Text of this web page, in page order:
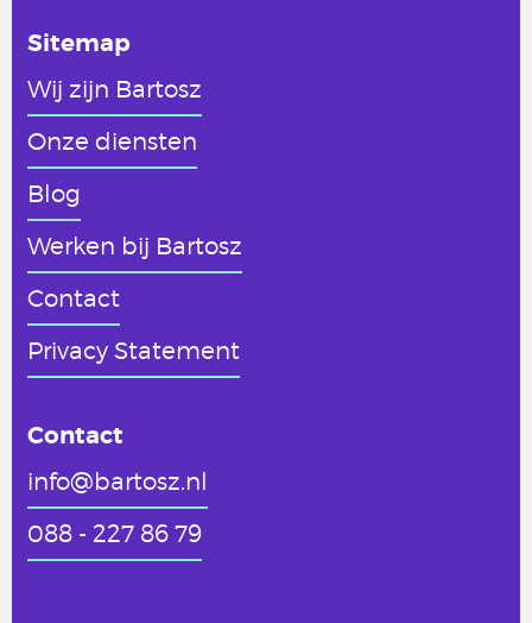
Sitemap
Wij zijn Bartosz
Onze diensten
Blog
Werken bij Bartosz
Contact
Privacy Statement
Contact
info@bartosz.nl
088 - 227 86 79